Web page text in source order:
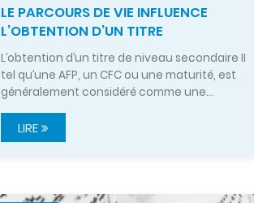
LE PARCOURS DE VIE INFLUENCE
L’OBTENTION D’UN TITRE
L’obtention d’un titre de niveau secondaire II
tel qu’une AFP, un CFC ou une maturité, est
généralement considéré comme une…
LIRE